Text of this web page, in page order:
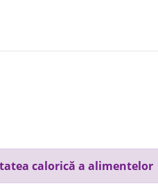
calorică a alimentelor